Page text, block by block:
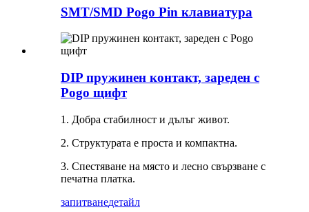
SMT/SMD Pogo Pin клавиатура
DIP пружинен контакт, зареден с
Pogo щифт
1. Добра стабилност и дълъг живот.
2. Структурата е проста и компактна.
3. Спестяване на място и лесно свързване с
печатна платка.
запитванедетайл